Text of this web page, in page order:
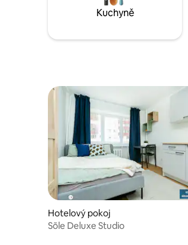
Kuchyně
Hotelový pokoj
Sõle Deluxe Studio